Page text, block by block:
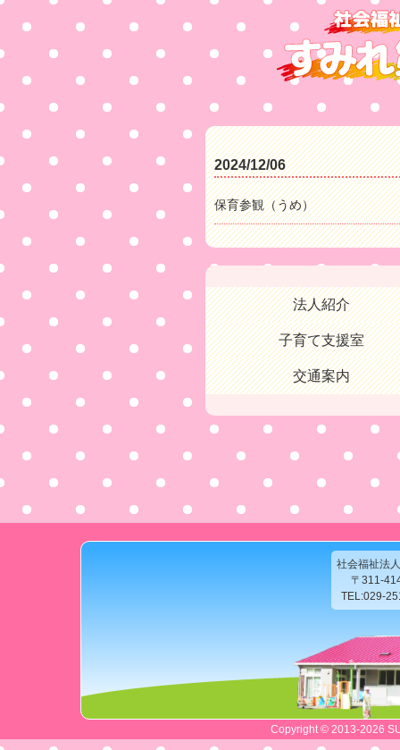
2024/12/06
保育参観（うめ）
法人紹介
子育て支援室
交通案内
社会福祉法
〒311-
TEL:029-
Copyright © 2013-2026